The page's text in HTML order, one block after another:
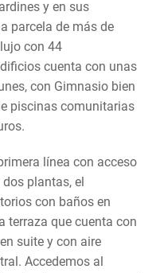
y en sus
parcela de más de
con 44
cuenta con unas
con Gimnasio bien
piscinas comunitarias
línea con acceso
plantas, el
con baños en
terraza que cuenta con
suite y con aire
Accedemos al